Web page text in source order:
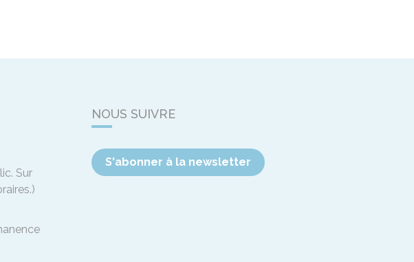
Sur
NOUS SUIVRE
S'abonner à la newsletter